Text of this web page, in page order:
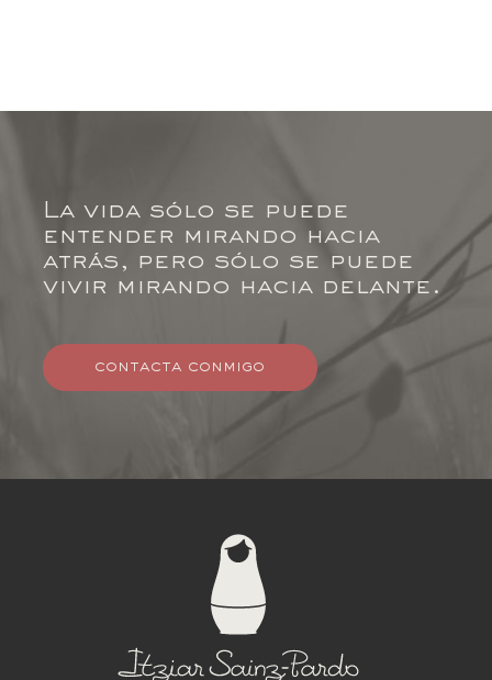
La vida sólo se puede
entender mirando hacia
atrás, pero sólo se puede
vivir mirando hacia delante.
contacta conmigo